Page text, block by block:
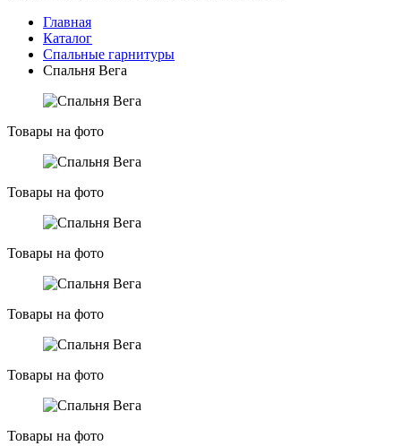
Главная
Каталог
Спальные гарнитуры
Спальня Вега
Товары на фото
Товары на фото
Товары на фото
Товары на фото
Товары на фото
Товары на фото